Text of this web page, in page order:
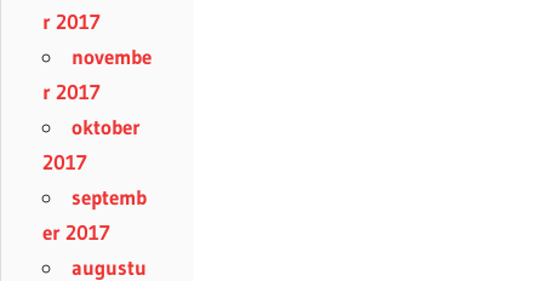
r 2017
novembe
r 2017
oktober
2017
septemb
er 2017
augustu